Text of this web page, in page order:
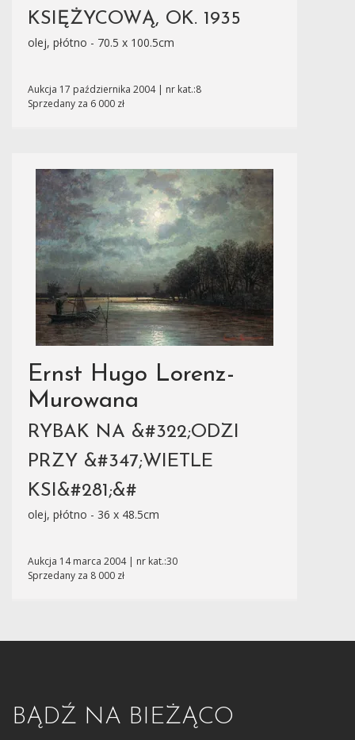
KSIĘŻYCOWĄ, OK. 1935
olej, płótno - 70.5 x 100.5cm
Aukcja 17 października 2004 | nr kat.:8
Sprzedany za 6 000 zł
Ernst Hugo Lorenz-
Murowana
RYBAK NA &#322;ODZI
PRZY &#347;WIETLE
KSI&#281;&#
olej, płótno - 36 x 48.5cm
Aukcja 14 marca 2004 | nr kat.:30
Sprzedany za 8 000 zł
BĄDŹ NA BIEŻĄCO